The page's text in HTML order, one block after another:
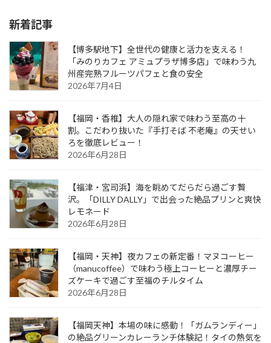
新着記事
【博多駅地下】全世代の健康と活力を支える！
「みのりカフェ アミュプラザ博多店」で味わう九
州産完熟フルーツパフェと食の安全
2026年7月4日
【福岡・香椎】大人の隠れ家で味わう至高の十
割。こだわり抜いた『手打そば 不老庵』の天せい
ろを徹底レビュー！
2026年6月28日
【福津・宮司浜】海を眺めてだらだら過ごす贅
沢。「DILLY DALLY」で出会った絶品プリンと爽快
レモネード
2026年6月28日
【福岡・天神】夜カフェの新定番！マヌコーヒー
（manucoffee）で味わう極上コーヒーと濃厚チー
ズケーキで過ごす至福のチルタイム
2026年6月28日
【福岡天神】本場の味に感動！「ガムランディー」
の絶品グリーンカレーランチ体験記！タイの熱気を